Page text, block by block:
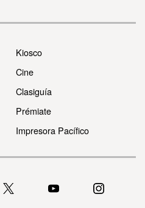
Kiosco
Cine
Clasiguía
Prémiate
Impresora Pacífico